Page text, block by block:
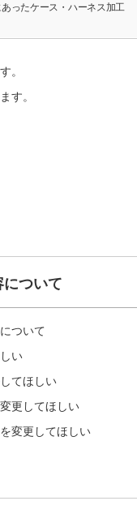
ったケース・ハーネス加工
。
す。
について
ついて
い
てほしい
更してほしい
変更してほしい